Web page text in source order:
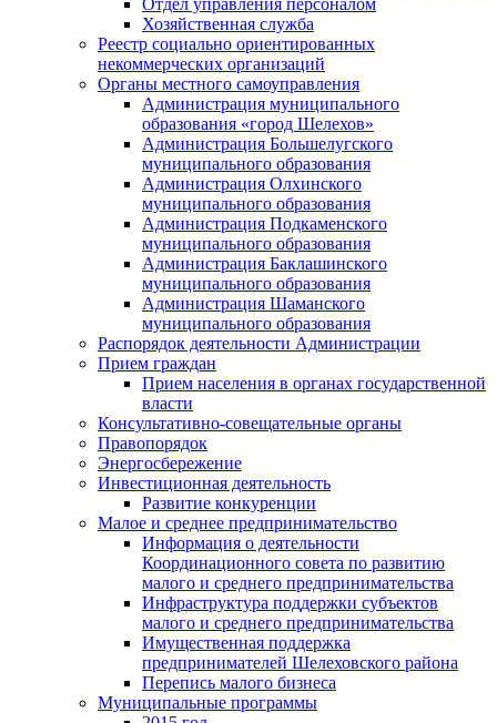
Хозяйственная служба
Реестр социально ориентированных
некоммерческих организаций
Органы местного самоуправления
Администрация муниципального
образования «город Шелехов»
Администрация Большелугского
муниципального образования
Администрация Олхинского
муниципального образования
Администрация Подкаменского
муниципального образования
Администрация Баклашинского
муниципального образования
Администрация Шаманского
муниципального образования
Распорядок деятельности Администрации
Прием граждан
Прием населения в органах государственной
власти
Консультативно-совещательные органы
Правопорядок
Энергосбережение
Инвестиционная деятельность
Развитие конкуренции
Малое и среднее предпринимательство
Информация о деятельности
Координационного совета по развитию
малого и среднего предпринимательства
Инфраструктура поддержки субъектов
малого и среднего предпринимательства
Имущественная поддержка
предпринимателей Шелеховского района
Перепись малого бизнеса
Муниципальные программы